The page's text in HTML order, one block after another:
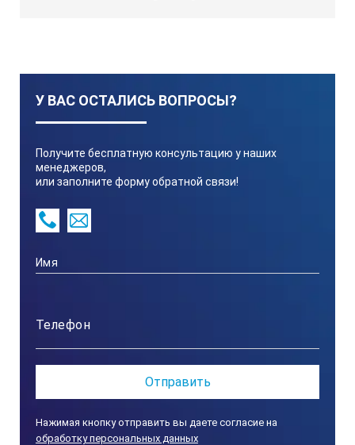
У ВАС ОСТАЛИСЬ ВОПРОСЫ?
Получите бесплатную консультацию у наших
менеджеров,
или заполните форму обратной связи!
Нажимая кнопку отправить вы даете согласие на
обработку персональных данных